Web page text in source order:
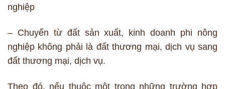
nghiệp
– Chuyển từ đất sản xuất, kinh doanh phi nông
nghiệp không phải là đất thương mại, dịch vụ sang
đất thương mại, dịch vụ.
Theo đó, nếu thuộc một trong những trường hợp